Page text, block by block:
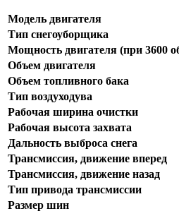
Модель двигателя
Тип снегоуборщика
Мощность двигателя (при 3600
Объем двигателя
Объем топливного бака
Тип воздуходува
Рабочая ширина очистки
Рабочая высота захвата
Дальность выброса снега
Трансмиссия, движение вперед
Трансмиссия, движение назад
Тип привода трансмиссии
Размер шин